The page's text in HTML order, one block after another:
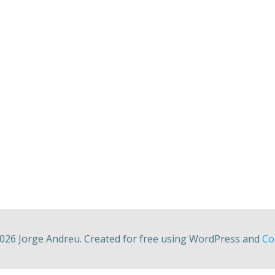
Jorge Andreu. Created for free using WordPress and